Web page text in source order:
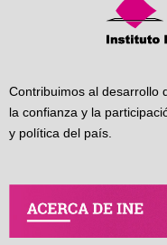
Contribuimos al desarrollo
la confianza y la
y política del país.